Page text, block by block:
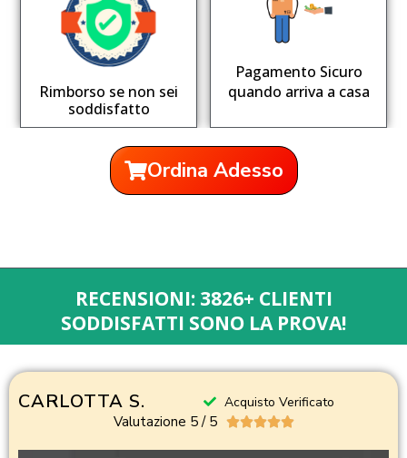
Rimborso se non sei
soddisfatto
Pagamento Sicuro
quando arriva a casa
Ordina Adesso
RECENSIONI: 3826+ CLIENTI
SODDISFATTI SONO LA PROVA!
CARLOTTA S. Acquisto Verificato
Valutazione 5 / 5 